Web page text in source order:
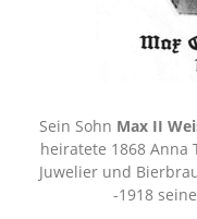
Sein Sohn Max II
heiratete 1868 Anna
Juwelier und
-1918